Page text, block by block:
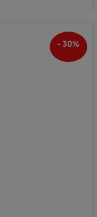
- 30%